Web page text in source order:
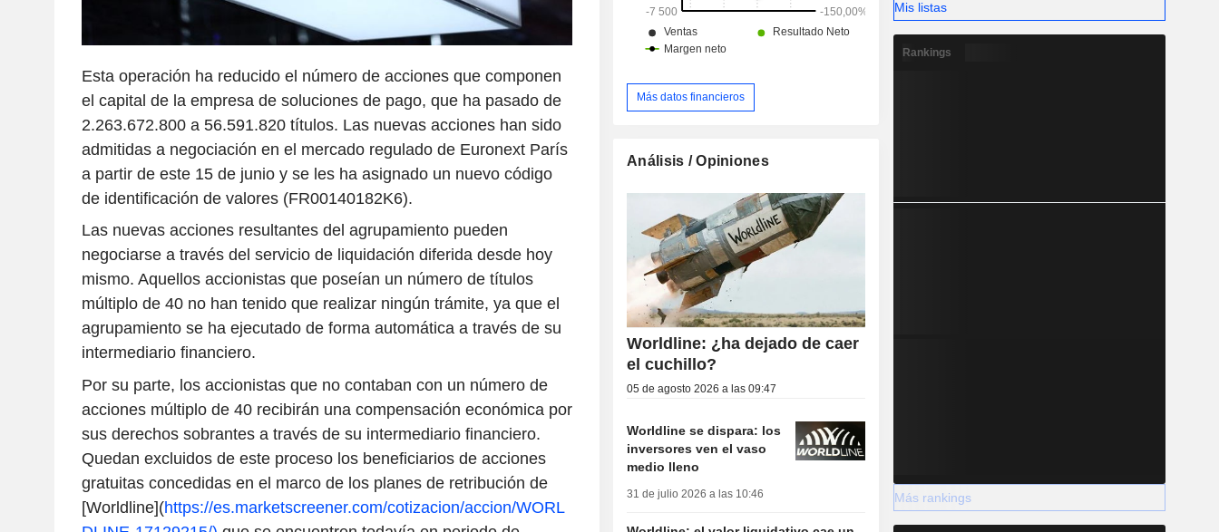
Esta operación ha reducido el número de acciones que componen
el capital de la empresa de soluciones de pago, que ha pasado de
2.263.672.800 a 56.591.820 títulos. Las nuevas acciones han sido
admitidas a negociación en el mercado regulado de Euronext París
a partir de este 15 de junio y se les ha asignado un nuevo código
de identificación de valores (FR00140182K6).
Las nuevas acciones resultantes del agrupamiento pueden
negociarse a través del servicio de liquidación diferida desde hoy
mismo. Aquellos accionistas que poseían un número de títulos
múltiplo de 40 no han tenido que realizar ningún trámite, ya que el
agrupamiento se ha ejecutado de forma automática a través de su
intermediario financiero.
Por su parte, los accionistas que no contaban con un número de
acciones múltiplo de 40 recibirán una compensación económica por
sus derechos sobrantes a través de su intermediario financiero.
Quedan excluidos de este proceso los beneficiarios de acciones
gratuitas concedidas en el marco de los planes de retribución de
[Worldline](https://es.marketscreener.com/cotizacion/accion/WORL
Más datos financieros
Análisis / Opiniones
Worldline: ¿ha dejado de caer
el cuchillo?
05 de agosto 2026 a las 09:47
Worldline se dispara: los
inversores ven el vaso
medio lleno
31 de julio 2026 a las 10:46
Mis listas
Rankings
Más rankings